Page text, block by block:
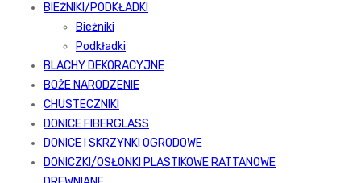
BIEŻNIKI/PODKŁADKI
Bieżniki
Podkładki
BLACHY DEKORACYJNE
BOŻE NARODZENIE
CHUSTECZNIKI
DONICE FIBERGLASS
DONICE I SKRZYNKI OGRODOWE
DONICZKI/OSŁONKI PLASTIKOWE RATTANOWE